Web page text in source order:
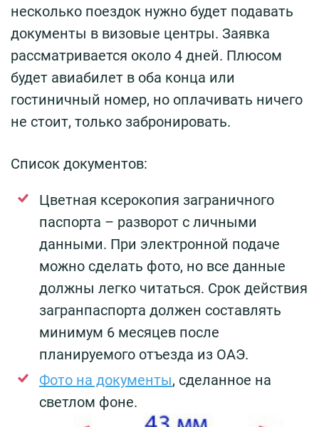
несколько поездок нужно будет подавать
документы в визовые центры. Заявка
рассматривается около 4 дней. Плюсом
будет авиабилет в оба конца или
гостиничный номер, но оплачивать ничего
не стоит, только забронировать.
Список документов:
Цветная ксерокопия заграничного
паспорта – разворот с личными
данными. При электронной подаче
можно сделать фото, но все данные
должны легко читаться. Срок действия
загранпаспорта должен составлять
минимум 6 месяцев после
планируемого отъезда из ОАЭ.
Фото на документы, сделанное на
светлом фоне.